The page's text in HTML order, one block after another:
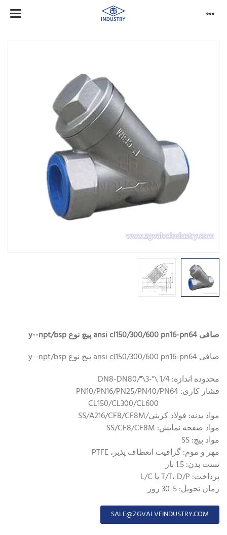
صافی ansi cl150/300/600 pn16-pn64 پیچ نوع y--npt/bsp
صافی ansi cl150/300/600 pn16-pn64 پیچ نوع y--npt/bsp
محدوده اندازه: 1/4 \"-3\"/DN8-DN80
فشار کاری: PN10/PN16/PN25/PN40/PN64
مواد بدنه: فولاد کربنی/SS/A216/CF8/CF8M
مواد صفحه نمایش: SS/CF8/CF8M
مواد پیچ: SS
مهر و موم: گرافیت انعطاف پذیر، PTFE
تست بدن: 1.5 بار
پرداخت: T/T، D/P یا L/C
زمان تحویل: 5-30 روز
SALE@ZGVALVEINDUSTRY.COM